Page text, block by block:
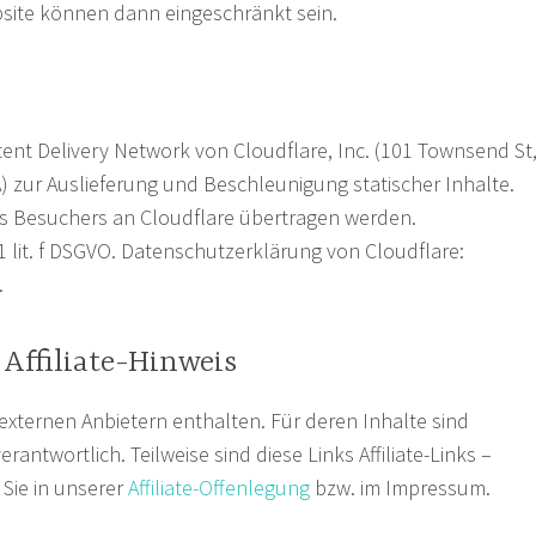
können dann eingeschränkt sein.
Delivery Network von Cloudflare, Inc. (101 Townsend St,
zur Auslieferung und Beschleunigung statischer Inhalte.
Besuchers an Cloudflare übertragen werden.
lit. f DSGVO. Datenschutzerklärung von Cloudflare:
.
Hinweis
Anbietern enthalten. Für deren Inhalte sind
Teilweise sind diese Links Affiliate-Links –
in unsererAffiliate-Offenlegung bzw. im Impressum.